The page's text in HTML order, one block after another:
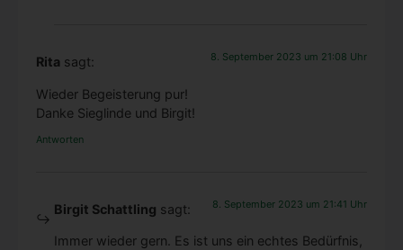
Rita sagt: 8. September 2023 um 21:08 Uhr
Wie­der Begeis­te­rung pur!
Dan­ke Sieg­lin­de und Bir­git!
Antworten
Birgit Schattling sagt: 8. September 2023 um 21:41 Uhr
Immer wie­der gern. Es ist uns ein ech­tes Bedürf­nis,